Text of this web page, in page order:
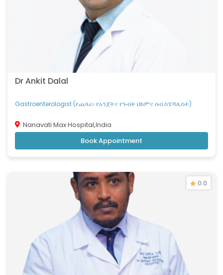
Dr Ankit Dalal
Gastroenterologist (የጨጓራ፡ የአንጀትና የጉብት ህክምና ሰብ ስፔሻሊስት)
Nanavati Max Hospital,India
Book Appointment
0.0